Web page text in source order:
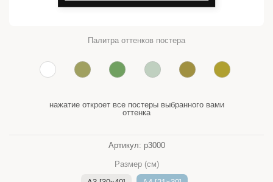
Палитра оттенков постера
нажатие откроет все постеры выбранного вами
оттенка
Артикул: p3000
Размер (см)